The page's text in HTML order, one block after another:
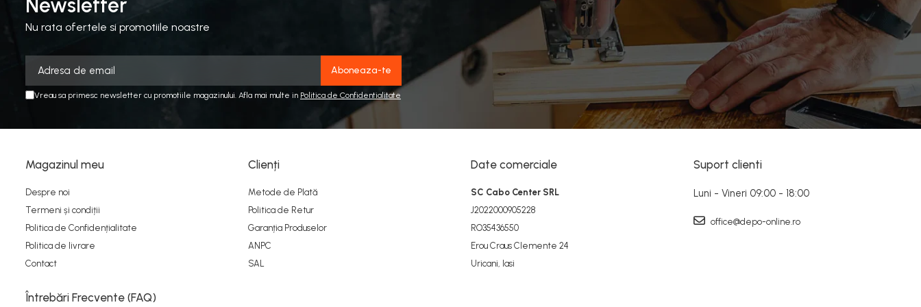
Newsletter
Nu rata ofertele si promotiile noastre
Vreau sa primesc newsletter cu promotiile magazinului. Afla mai multe in Politica de Confidentialitate
Magazinul meu
Despre noi
Termeni și condiții
Politica de Confidențialitate
Politica de livrare
Contact
Întrebări Frecvente (FAQ)
Clienți
Metode de Plată
Politica de Retur
Garanția Produselor
ANPC
SAL
Date comerciale
SC Cabo Center SRL
J2022000905228
RO35436550
Erou Craus Clemente 24
Uricani, Iasi
Suport clienti
Luni - Vineri 09:00 - 18:00
office@depo-online.ro